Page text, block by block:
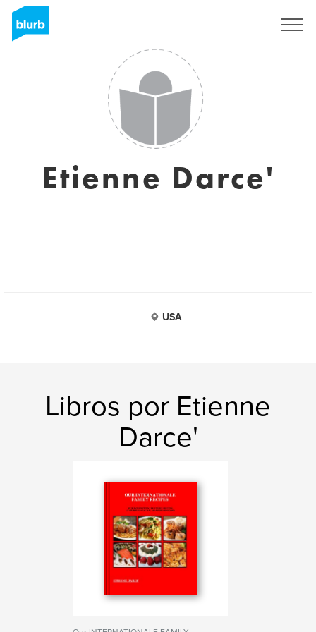
Etienne Darce'
USA
Libros por Etienne
Darce'